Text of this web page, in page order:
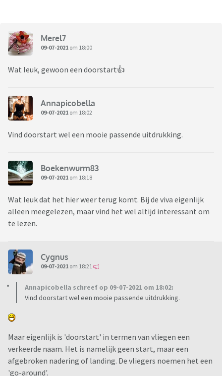
Merel7
09-07-2021 om 18:00
Wat leuk, gewoon een doorstart👍
Annapicobella
09-07-2021 om 18:02
Vind doorstart wel een mooie passende uitdrukking.
Boekenwurm83
09-07-2021 om 18:18
Wat leuk dat het hier weer terug komt. Bij de viva eigenlijk
alleen meegelezen, maar vind het wel altijd interessant om
te lezen.
Cygnus
09-07-2021 om 18:21
Annapicobella schreef op 09-07-2021 om 18:02:
Vind doorstart wel een mooie passende uitdrukking.
Maar eigenlijk is 'doorstart' in termen van vliegen een
verkeerde naam. Het is namelijk geen start, maar een
afgebroken nadering of landing. De vliegers noemen het een
'go-around'.